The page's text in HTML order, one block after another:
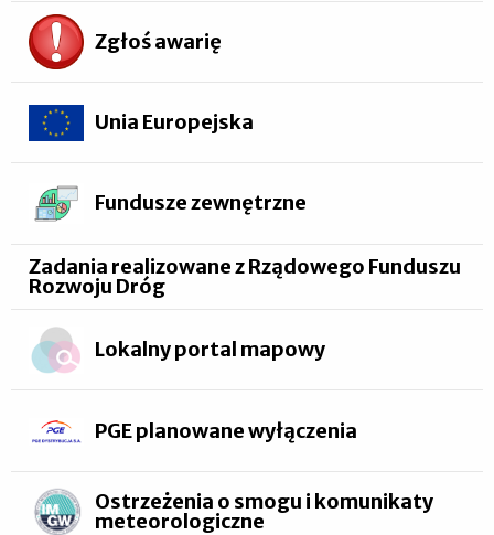
Zgłoś awarię
Unia Europejska
Fundusze zewnętrzne
Zadania realizowane z Rządowego Funduszu
Rozwoju Dróg
Lokalny portal mapowy
PGE planowane wyłączenia
Ostrzeżenia o smogu i komunikaty
meteorologiczne